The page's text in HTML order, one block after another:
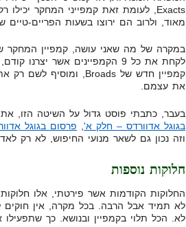
מאוד, ולרוב הם ירוצו בשעות הפריים-טיים
במקרה של מה שאני עושה, קמפיין המחקר
את עצמם.
בעבר, כתבתי פוסט גדול על השיטה הזו,
בגוגל אדוורדס – חלק א', פרסום בגוגל
וזה נכון גם לשאר מנועי החיפוש, לא רק
חלוקות נוספות
החלוקות הקודמות אשר פירטתי, אלו
לא תמיד אבל הרבה. בכל מקרה, אין
לא. הכל תלוי בקמפיין ובנושא. כך